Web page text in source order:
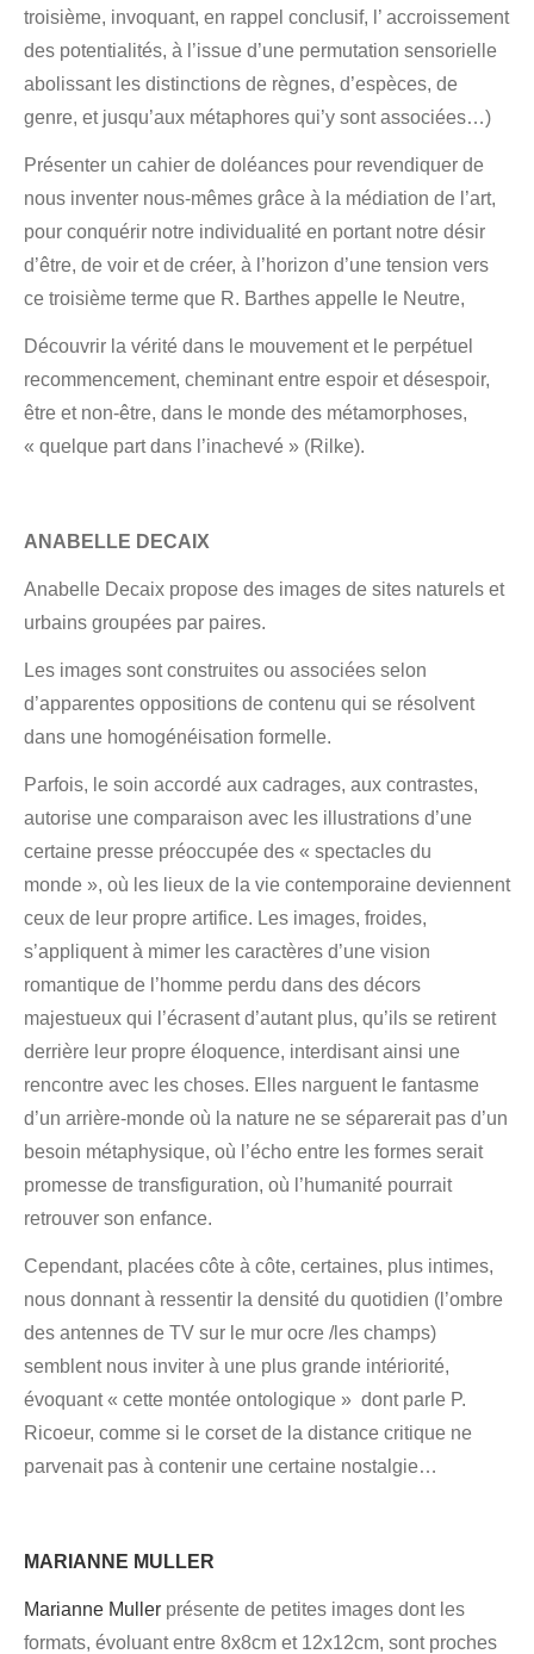
troisième, invoquant, en rappel conclusif, l’ accroissement
des potentialités, à l’issue d’une permutation sensorielle
abolissant les distinctions de règnes, d’espèces, de
genre, et jusqu’aux métaphores qui’y sont associées…)
Présenter un cahier de doléances pour revendiquer de
nous inventer nous-mêmes grâce à la médiation de l’art,
pour conquérir notre individualité en portant notre désir
d’être, de voir et de créer, à l’horizon d’une tension vers
ce troisième terme que R. Barthes appelle le Neutre,
Découvrir la vérité dans le mouvement et le perpétuel
recommencement, cheminant entre espoir et désespoir,
être et non-être, dans le monde des métamorphoses,
« quelque part dans l’inachevé » (Rilke).
ANABELLE DECAIX
Anabelle Decaix propose des images de sites naturels et
urbains groupées par paires.
Les images sont construites ou associées selon
d’apparentes oppositions de contenu qui se résolvent
dans une homogénéisation formelle.
Parfois, le soin accordé aux cadrages, aux contrastes,
autorise une comparaison avec les illustrations d’une
certaine presse préoccupée des « spectacles du
monde », où les lieux de la vie contemporaine deviennent
ceux de leur propre artifice. Les images, froides,
s’appliquent à mimer les caractères d’une vision
romantique de l’homme perdu dans des décors
majestueux qui l’écrasent d’autant plus, qu’ils se retirent
derrière leur propre éloquence, interdisant ainsi une
rencontre avec les choses. Elles narguent le fantasme
d’un arrière-monde où la nature ne se séparerait pas d’un
besoin métaphysique, où l’écho entre les formes serait
promesse de transfiguration, où l’humanité pourrait
retrouver son enfance.
Cependant, placées côte à côte, certaines, plus intimes,
nous donnant à ressentir la densité du quotidien (l’ombre
des antennes de TV sur le mur ocre /les champs)
semblent nous inviter à une plus grande intériorité,
évoquant « cette montée ontologique » dont parle P.
Ricoeur, comme si le corset de la distance critique ne
parvenait pas à contenir une certaine nostalgie…
MARIANNE MULLER
Marianne Muller présente de petites images dont les
formats, évoluant entre 8x8cm et 12x12cm, sont proches